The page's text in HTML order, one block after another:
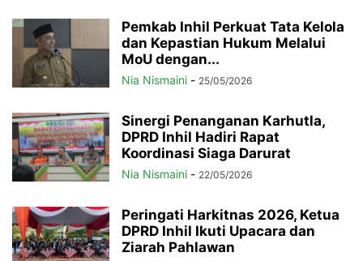
Pemkab Inhil Perkuat Tata Kelola
dan Kepastian Hukum Melalui
MoU dengan...
Nia Nismaini - 25/05/2026
Sinergi Penanganan Karhutla,
DPRD Inhil Hadiri Rapat
Koordinasi Siaga Darurat
Nia Nismaini - 22/05/2026
Peringati Harkitnas 2026, Ketua
DPRD Inhil Ikuti Upacara dan
Ziarah Pahlawan